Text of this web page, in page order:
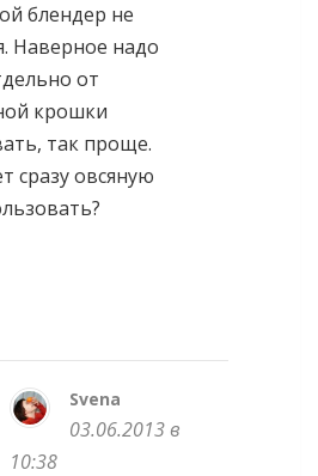
блендер не
Наверное надо
от
крошки
так проще.
сразу овсяную
Svena
03.06.2013 в
10:38